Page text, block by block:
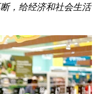
，给经济和社会生活